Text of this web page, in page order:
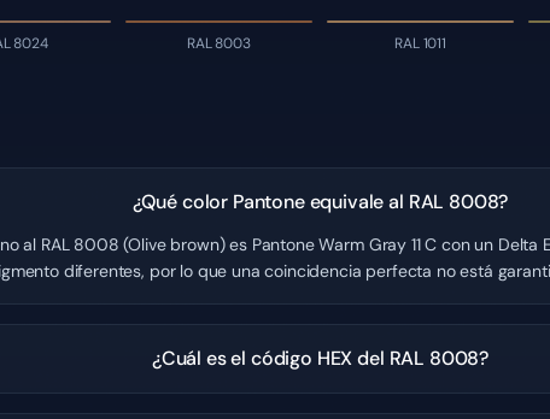
8024 RAL 8003 RAL 1011
¿Qué color Pantone equivale al RAL 8008?
al RAL 8008 (Olive brown) es Pantone Warm Gray 11 C con un Delta
diferentes, por lo que una coincidencia perfecta no está
¿Cuál es el código HEX del RAL 8008?